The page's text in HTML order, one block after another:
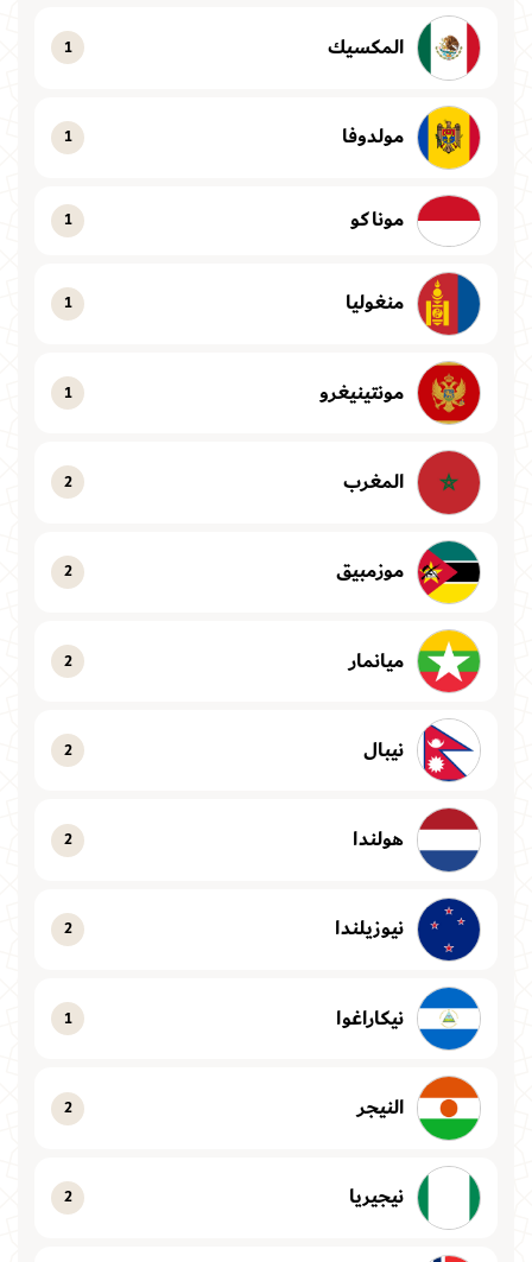
المكسيك 1
مولدوفا 1
موناكو 1
منغوليا 1
مونتينيغرو 1
المغرب 2
موزمبيق 2
ميانمار 2
نيبال 2
هولندا 2
نيوزيلندا 2
نيكاراغوا 1
النيجر 2
نيجيريا 2